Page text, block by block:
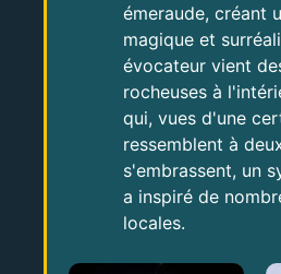
émeraude, créant
magique et
évocateur vient
rocheuses à
qui, vues d'une
ressemblent à
s'embrassent, un
a inspiré de
locales.